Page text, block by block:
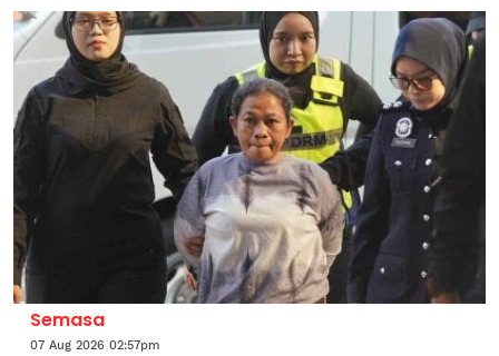
Mahkamah Rayuan di...
Semasa
07 Aug 2026 02:57pm